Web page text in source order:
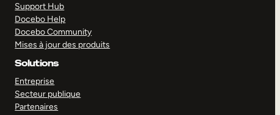
Support Hub
Docebo Help
Docebo Community
Mises à jour des produits
Solutions
Entreprise
Secteur publique
Partenaires